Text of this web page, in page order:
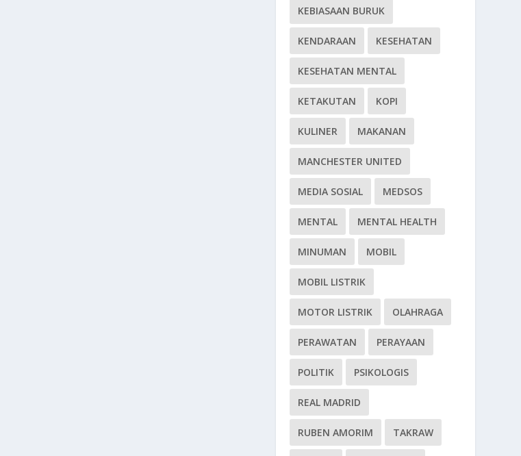
KEBIASAAN BURUK
KENDARAAN KESEHATAN
KESEHATAN MENTAL
KETAKUTAN KOPI
KULINER MAKANAN
MANCHESTER UNITED
MEDIA SOSIAL MEDSOS
MENTAL MENTAL HEALTH
MINUMAN MOBIL
MOBIL LISTRIK
MOTOR LISTRIK OLAHRAGA
PERAWATAN PERAYAAN
POLITIK PSIKOLOGIS
REAL MADRID
RUBEN AMORIM TAKRAW